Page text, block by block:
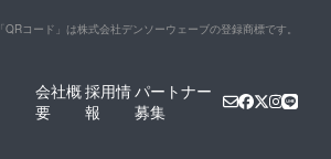
「QRコード」は株式会社デンソーウェーブの登録商標です。
会社概
要
採用情
報
パートナー
募集